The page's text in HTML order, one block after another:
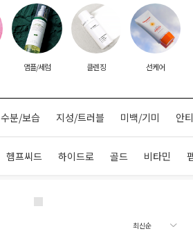
앰플/세럼 클렌징 선케어
수분/보습 지성/트러블 미백/기미 안
헴프씨드 하이드로 골드 비타민